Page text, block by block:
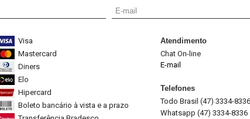
Visa
Mastercard
Diners
Elo
Hipercard
Boleto bancário à vista e a prazo
Atendimento
Chat On-line
E-mail
Telefones
Todo Brasil (47) 3334-8336
Whatsapp (47) 3334-8336